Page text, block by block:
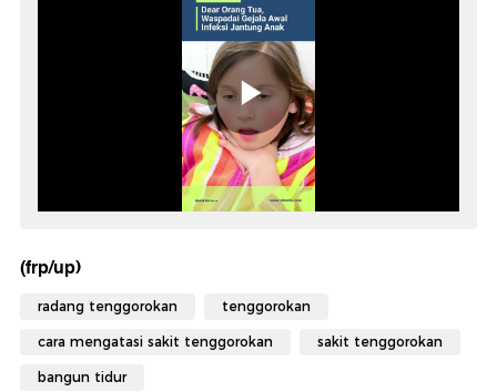
(frp/up)
radang tenggorokan tenggorokan
cara mengatasi sakit tenggorokan sakit tenggorokan
bangun tidur